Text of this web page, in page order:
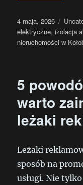
Data
publikacji
4 maja, 2026
elektryczne,izolacja
nieruchomości w
5
warto
leżaki
Leżaki
sposób na
usługi. Nie